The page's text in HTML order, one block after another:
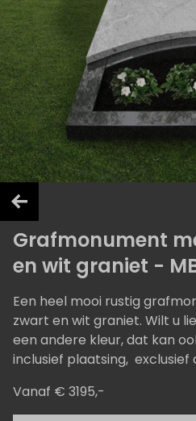
Grafmonument
en wit graniet -
Een heel mooi rustig
zwart en wit graniet. Wilt u
een andere kleur, dat kan
inclusief plaatsing, exclusief
Vanaf € 3195,-